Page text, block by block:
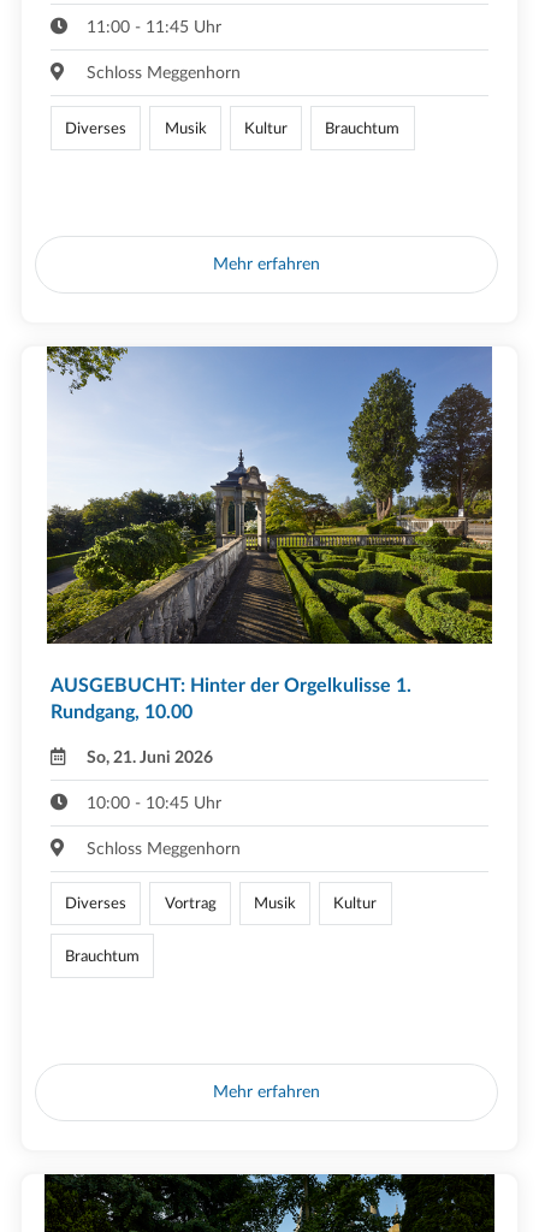
11:00 - 11:45 Uhr
Schloss Meggenhorn
Diverses Musik Kultur Brauchtum
Mehr erfahren
AUSGEBUCHT: Hinter der Orgelkulisse 1.
Rundgang, 10.00
So, 21. Juni 2026
10:00 - 10:45 Uhr
Schloss Meggenhorn
Diverses Vortrag Musik Kultur
Brauchtum
Mehr erfahren